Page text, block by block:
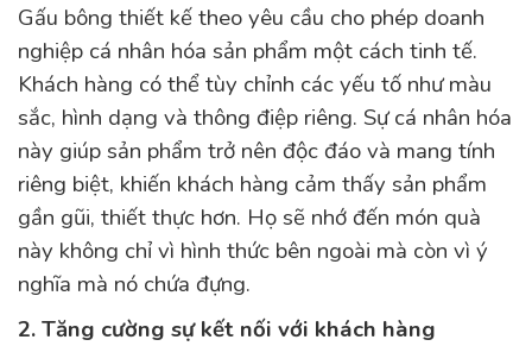
Gấu bông thiết kế theo yêu cầu cho phép doanh
nghiệp cá nhân hóa sản phẩm một cách tinh tế.
Khách hàng có thể tùy chỉnh các yếu tố như màu
sắc, hình dạng và thông điệp riêng. Sự cá nhân hóa
này giúp sản phẩm trở nên độc đáo và mang tính
riêng biệt, khiến khách hàng cảm thấy sản phẩm
gần gũi, thiết thực hơn. Họ sẽ nhớ đến món quà
này không chỉ vì hình thức bên ngoài mà còn vì ý
nghĩa mà nó chứa đựng.
2. Tăng cường sự kết nối với khách hàng